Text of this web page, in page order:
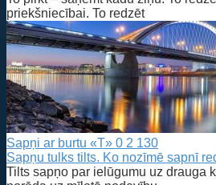
priekšniecībai. To redzēt
Sapņi ar burtu «T» 0 2 130
Sapņu tulks tilts. Ko nozīmē sapnī
Tilts sapņo par ielūgumu uz drauga